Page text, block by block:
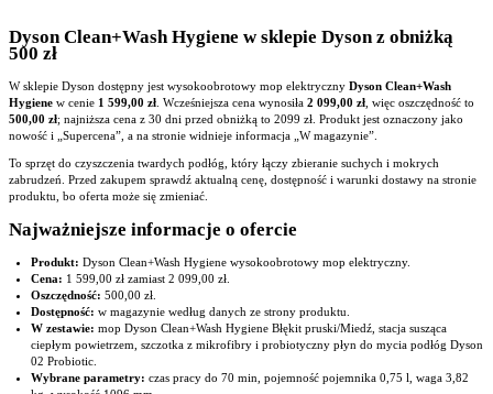
Dyson Clean+Wash Hygiene w sklepie Dyson z obniżką
500 zł
W sklepie Dyson dostępny jest wysokoobrotowy mop elektryczny Dyson Clean+Wash
Hygiene w cenie 1 599,00 zł . Wcześniejsza cena wynosiła 2 099,00 zł , więc oszczędność to
500,00 zł; najniższa cena z 30 dni przed obniżką to 2099 zł. Produkt jest oznaczony jako
nowość i „Supercena”, a na stronie widnieje informacja „W magazynie”.
To sprzęt do czyszczenia twardych podłóg, który łączy zbieranie suchych i mokrych
zabrudzeń. Przed zakupem sprawdź aktualną cenę, dostępność i warunki dostawy na stronie
produktu, bo oferta może się zmieniać.
Najważniejsze informacje o ofercie
Produkt: Dyson Clean+Wash Hygiene wysokoobrotowy mop elektryczny.
Cena: 1 599,00 zł zamiast 2 099,00 zł.
Oszczędność: 500,00 zł.
Dostępność: w magazynie według danych ze strony produktu.
W zestawie: mop Dyson Clean+Wash Hygiene Błękit pruski/Miedź, stacja susząca
ciepłym powietrzem, szczotka z mikrofibry i probiotyczny płyn do mycia podłóg Dyson
02 Probiotic.
Wybrane parametry: czas pracy do 70 min, pojemność pojemnika 0,75 l, waga 3,82